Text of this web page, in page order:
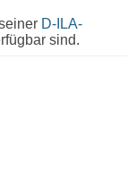
D-ILA-
sind.